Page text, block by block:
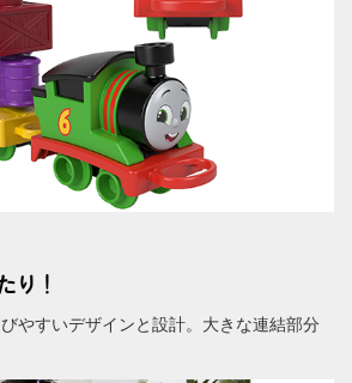
り！
やすいデザインと設計。大きな連結部分